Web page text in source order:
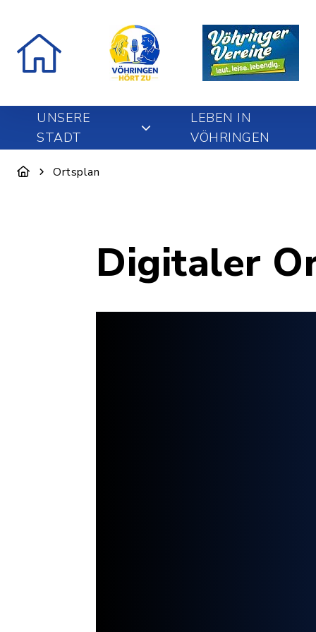
UNSERE
STADT
LEBEN IN
VÖHRINGEN
Ortsplan
Digitaler